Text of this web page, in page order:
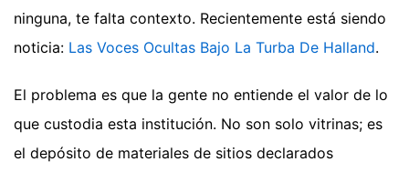
ninguna, te falta contexto. Recientemente está siendo
noticia: Las Voces Ocultas Bajo La Turba De Halland.
El problema es que la gente no entiende el valor de lo
que custodia esta institución. No son solo vitrinas; es
el depósito de materiales de sitios declarados